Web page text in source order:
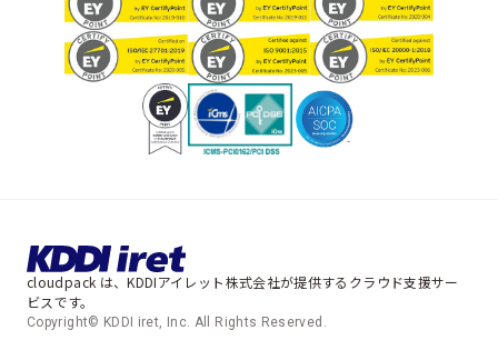
cloudpack は、KDDIアイレット株式会社が提供するクラウド支援サー
ビスです。
Copyright© KDDI iret, Inc. All Rights Reserved.